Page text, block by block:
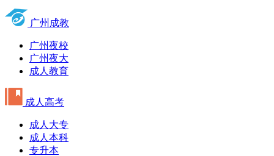
广州成教
广州夜校
广州夜大
成人教育
成人高考
成人大专
成人本科
专升本